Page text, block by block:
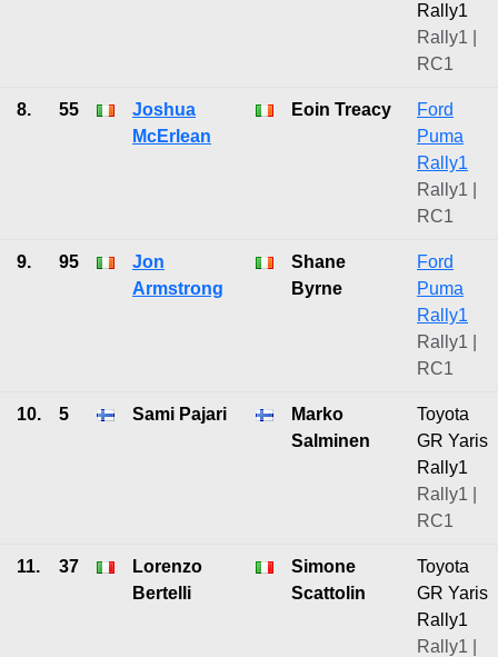
Rally1
Rally1 |
RC1
8. 55
Joshua
McErlean
Eoin Treacy
Ford
Puma
Rally1
Rally1 |
RC1
9. 95
Jon
Armstrong
Shane
Byrne
Ford
Puma
Rally1
Rally1 |
RC1
10. 5 Sami Pajari
Marko
Salminen
Toyota
GR Yaris
Rally1
Rally1 |
RC1
11. 37
Lorenzo
Bertelli
Simone
Scattolin
Toyota
GR Yaris
Rally1
Rally1 |